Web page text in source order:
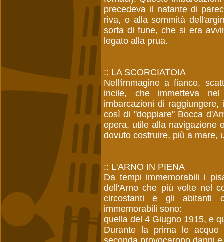
precedeva il natante di
riva, o alla sommità
sorta di fune, che si era
legato alla prua.
:: LA SCORCIATOIA
Nell'immagine a fianco,
incile, che immetteva
imbarcazioni di
così di "doppiare" Bocca
opera, utile alla navigazione
dovuto costruire, più a mare,
:: L'ARNO IN PIENA
Da tempi immemorabili i
dell'Arno che più volte nel
circostanti e gli abitanti
immemorabili sono:
quella del 4 Giugno 1915, e
Durante la prima le
seconda provocarono danni